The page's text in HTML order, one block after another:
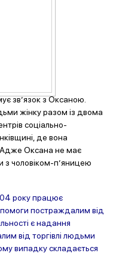
зв’язок з Оксаною.
жінку разом із двома
соціально-
де вона
Адже Оксана не має
з чоловіком-п’яницею
року працює
постраждалим від
є надання
від торгівлі людьми
випадку складається